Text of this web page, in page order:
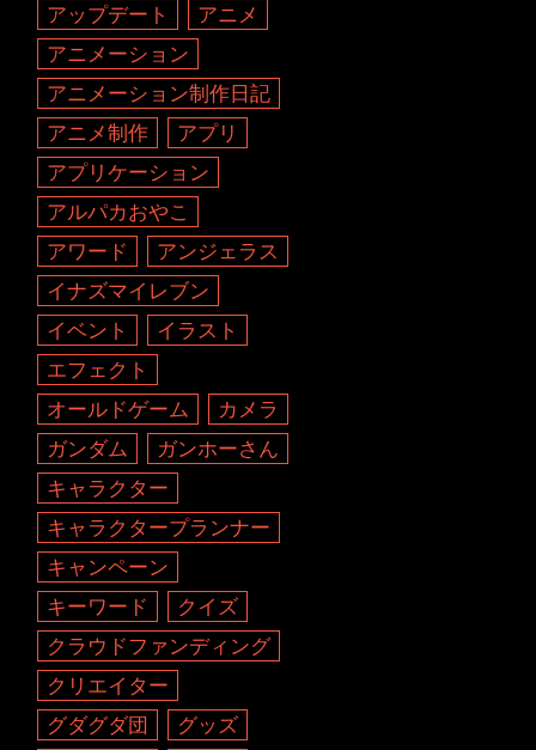
アップデート
アニメ
アニメーション
アニメーション制作日記
アニメ制作
アプリ
アプリケーション
アルパカおやこ
アワード
アンジェラス
イナズマイレブン
イベント
イラスト
エフェクト
オールドゲーム
カメラ
ガンダム
ガンホーさん
キャラクター
キャラクタープランナー
キャンペーン
キーワード
クイズ
クラウドファンディング
クリエイター
グダグダ団
グッズ